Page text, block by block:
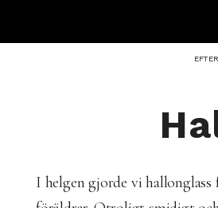
I helgen gjorde vi hallonglass